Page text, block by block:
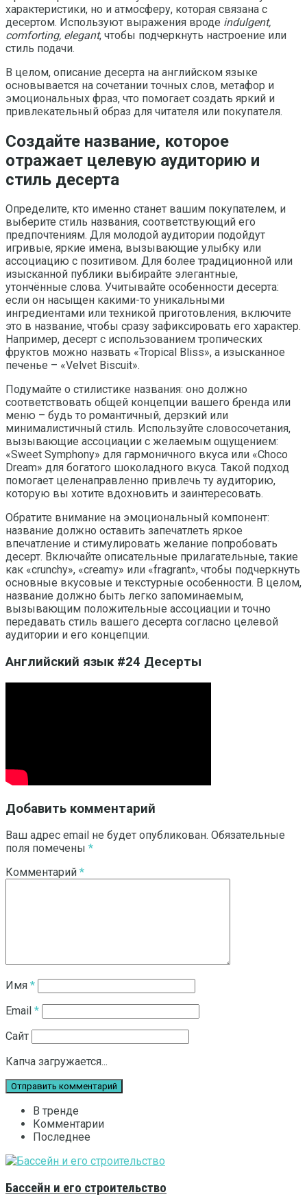
характеристики, но и атмосферу, которая связана с
десертом. Используют выражения вроде indulgent,
comforting, elegant, чтобы подчеркнуть настроение или
стиль подачи.
В целом, описание десерта на английском языке
основывается на сочетании точных слов, метафор и
эмоциональных фраз, что помогает создать яркий и
привлекательный образ для читателя или покупателя.
Создайте название, которое
отражает целевую аудиторию и
стиль десерта
Определите, кто именно станет вашим покупателем, и
выберите стиль названия, соответствующий его
предпочтениям. Для молодой аудитории подойдут
игривые, яркие имена, вызывающие улыбку или
ассоциацию с позитивом. Для более традиционной или
изысканной публики выбирайте элегантные,
утончённые слова. Учитывайте особенности десерта:
если он насыщен какими-то уникальными
ингредиентами или техникой приготовления, включите
это в название, чтобы сразу зафиксировать его характер.
Например, десерт с использованием тропических
фруктов можно назвать «Tropical Bliss», а изысканное
печенье – «Velvet Biscuit».
Подумайте о стилистике названия: оно должно
соответствовать общей концепции вашего бренда или
меню – будь то романтичный, дерзкий или
минималистичный стиль. Используйте словосочетания,
вызывающие ассоциации с желаемым ощущением:
«Sweet Symphony» для гармоничного вкуса или «Choco
Dream» для богатого шоколадного вкуса. Такой подход
помогает целенаправленно привлечь ту аудиторию,
которую вы хотите вдохновить и заинтересовать.
Обратите внимание на эмоциональный компонент:
название должно оставить запечатлеть яркое
впечатление и стимулировать желание попробовать
десерт. Включайте описательные прилагательные, такие
как «crunchy», «creamy» или «fragrant», чтобы подчеркнуть
основные вкусовые и текстурные особенности. В целом,
название должно быть легко запоминаемым,
вызывающим положительные ассоциации и точно
передавать стиль вашего десерта согласно целевой
аудитории и его концепции.
Английский язык #24 Десерты
Добавить комментарий
Ваш адрес email не будет опубликован. Обязательные
поля помечены *
Комментарий *
Имя *
Email *
Сайт
Капча загружается...
В тренде
Комментарии
Последнее
Бассейн и его строительство